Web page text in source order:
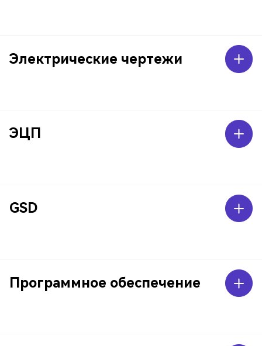
Электрические чертежи
ЭЦП
GSD
Программное обеспечение